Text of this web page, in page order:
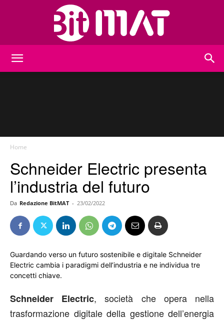
Home
Schneider Electric presenta
l’industria del futuro
Da Redazione BitMAT - 23/02/2022
Guardando verso un futuro sostenibile e digitale Schneider
Electric cambia i paradigmi dell’industria e ne individua tre
concetti chiave.
Schneider Electric, società che opera nella
trasformazione digitale della gestione dell’energia